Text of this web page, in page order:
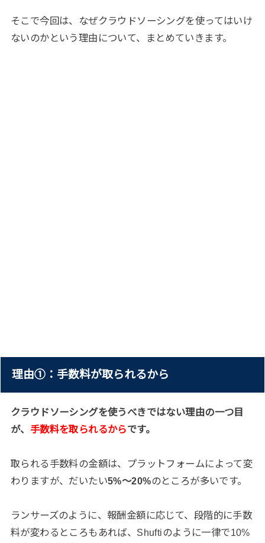
そこで今回は、なぜクラウドソーシングを使ってはいけ
ないのかという理由について、まとめていきます。
理由①：手数料が取られるから
クラウドソーシングを使うべきではない理由の一つ目
が、 手数料を取られるからです。
取られる手数料の金額は、プラットフォームによって変
わりますが、だいたい5%〜20%のところが多いです。
ランサーズのように、報酬金額に応じて、段階的に手数
料が変わるところもあれば、Shuftiのように一律で10%